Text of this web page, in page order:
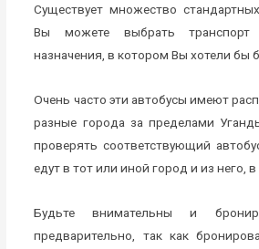
Существует множество
Вы можете выбрать
назначения, в котором Вы хотели бы
Очень часто эти автобусы имеют
разные города за пределами
проверять соответствующий
едут в тот или иной город и из него,
Будьте внимательны и
предварительно, так как